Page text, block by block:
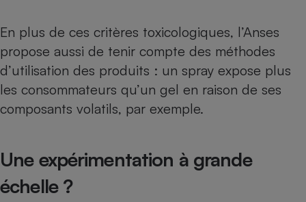
En plus de ces critères toxicologiques, l’Anses
propose aussi de tenir compte des méthodes
d’utilisation des produits : un spray expose plus
les consommateurs qu’un gel en raison de ses
composants volatils, par exemple.
Une expérimentation à grande
échelle ?